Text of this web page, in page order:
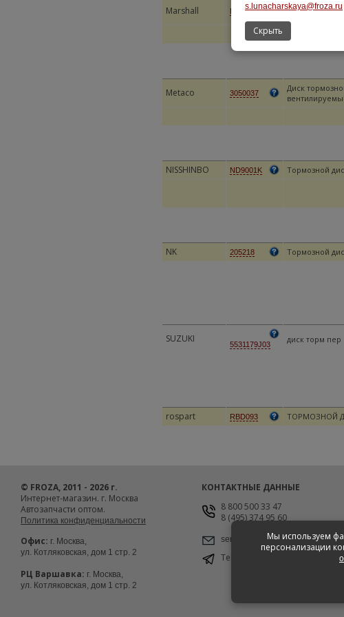
Marshall M2000588
Тормозной
Metaco 3050037
Диск
NISSHINBO ND9001K Тормозной
NK 205218 Тормозной
SUZUKI 5531179J03 диск торм пер
rospart RBD093 ТОРМОЗНОЙ
Мы используем
персонализации
s.lunacharskaya@froza.ru
Скрыть
© FROZA, 2011 - 2026 г.
Интернет-магазин. г. Москва
Автозапчасти оптом.
Политика конфиденциальности
Офис: г. Москва,
ул. Котляковская, дом 1 стр. 2
РЦ Варшавка: г. Москва,
ул. Котляковская, дом 1 стр. 2
КОНТАКТНЫЕ ДАННЫЕ
8 800 500 33 47
8 (495) 374 95 60
service@froza.ru
Telegram